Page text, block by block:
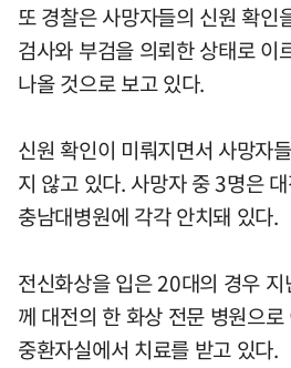
또 경찰은 사망자들의 신원 확인
검사와 부검을 의뢰한 상태로 이
나올 것으로 보고 있다.
신원 확인이 미뤄지면서 사망자
지 않고 있다. 사망자 중 3명은
충남대병원에 각각 안치돼 있다.
전신화상을 입은 20대의 경우
께 대전의 한 화상 전문 병원으
중환자실에서 치료를 받고 있다.